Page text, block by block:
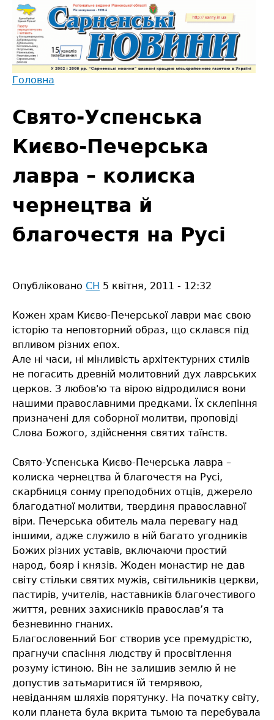
Jump
navigation
є
тут
Головна
to
top
Свято-Успенська
Києво-Печерська
лавра – колиска
чернецтва й
благочестя на Русі
Опубліковано СН 5 квітня, 2011 - 12:32
Кожен храм Києво-Печерської лаври має свою
історію та неповторний образ, що склався під
впливом різних епох.
Але ні часи, ні мінливість архітектурних стилів
не погасить древній молитовний дух лаврських
церков. З любов'ю та вірою відродилися вони
нашими православними предками. Їх склепіння
призначені для соборної молитви, проповіді
Слова Божого, здійснення святих таїнств.
Свято-Успенська Києво-Печерська лавра –
колиска чернецтва й благочестя на Русі,
скарбниця сонму преподобних отців, джерело
благодатної молитви, твердиня православної
віри. Печерська обитель мала перевагу над
іншими, адже служило в ній багато угодників
Божих різних уставів, включаючи простий
народ, бояр і князів. Жоден монастир не дав
світу стільки святих мужів, світильників церкви,
пастирів, учителів, наставників благочестивого
життя, ревних захисників православ’я та
безневинно гнаних.
Благословенний Бог створив усе премудрістю,
прагнучи спасіння людству й просвітлення
розуму істиною. Він не залишив землю й не
допустив затьмаритися їй темрявою,
невіданням шляхів порятунку. На початку світу,
коли планета була вкрита тьмою та перебувала